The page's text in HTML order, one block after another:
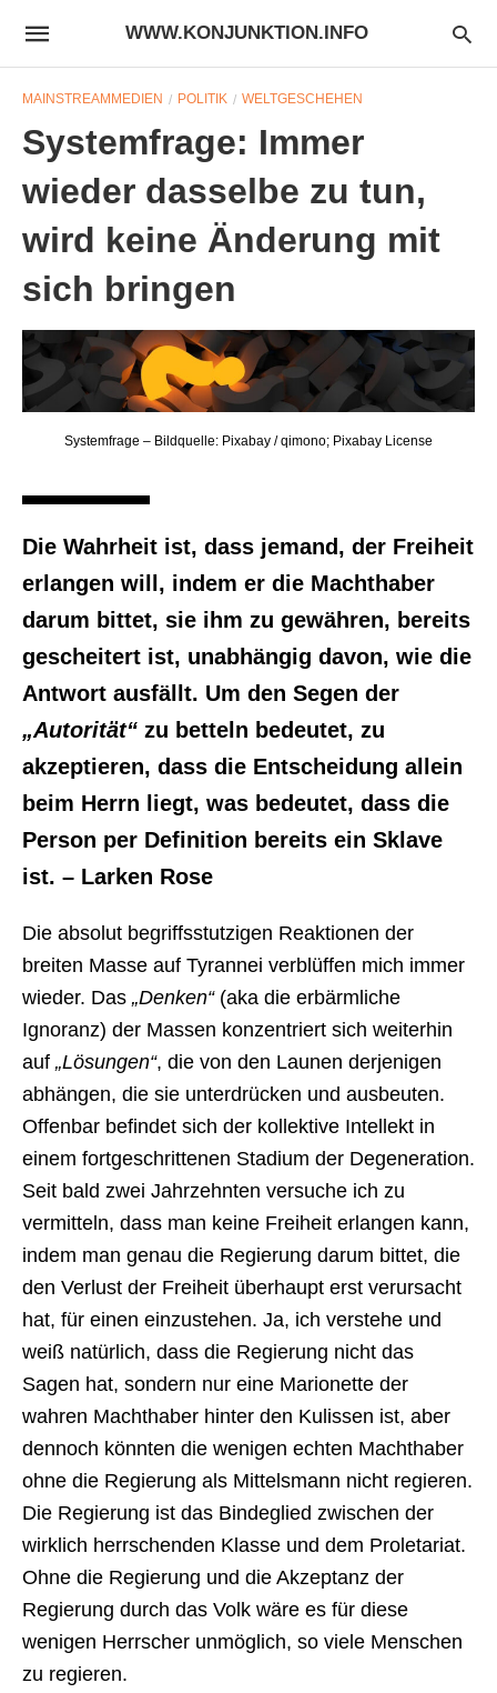
WWW.KONJUNKTION.INFO
MAINSTREAMMEDIEN POLITIK WELTGESCHEHEN
Systemfrage: Immer
wieder dasselbe zu tun,
wird keine Änderung mit
sich bringen
Systemfrage – Bildquelle: Pixabay / qimono; Pixabay License
Die Wahrheit ist, dass jemand, der Freiheit
erlangen will, indem er die Machthaber
darum bittet, sie ihm zu gewähren, bereits
gescheitert ist, unabhängig davon, wie die
Antwort ausfällt. Um den Segen der
„Autorität“ zu betteln bedeutet, zu
akzeptieren, dass die Entscheidung allein
beim Herrn liegt, was bedeutet, dass die
Person per Definition bereits ein Sklave
ist. – Larken Rose
Die absolut begriffsstutzigen Reaktionen der
breiten Masse auf Tyrannei verblüffen mich immer
wieder. Das „Denken“(aka die erbärmliche
Ignoranz) der Massen konzentriert sich weiterhin
auf „Lösungen“, die von den Launen derjenigen
abhängen, die sie unterdrücken und ausbeuten.
Offenbar befindet sich der kollektive Intellekt in
einem fortgeschrittenen Stadium der Degeneration.
Seit bald zwei Jahrzehnten versuche ich zu
vermitteln, dass man keine Freiheit erlangen kann,
indem man genau die Regierung darum bittet, die
den Verlust der Freiheit überhaupt erst verursacht
hat, für einen einzustehen. Ja, ich verstehe und
weiß natürlich, dass die Regierung nicht das
Sagen hat, sondern nur eine Marionette der
wahren Machthaber hinter den Kulissen ist, aber
dennoch könnten die wenigen echten Machthaber
ohne die Regierung als Mittelsmann nicht regieren.
Die Regierung ist das Bindeglied zwischen der
wirklich herrschenden Klasse und dem Proletariat.
Ohne die Regierung und die Akzeptanz der
Regierung durch das Volk wäre es für diese
wenigen Herrscher unmöglich, so viele Menschen
zu regieren.